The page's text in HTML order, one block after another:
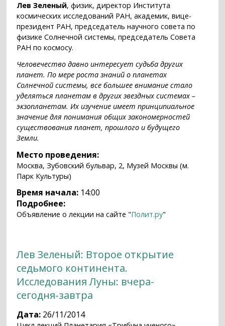
Лев Зеленый, физик, директор Института
космических исследований РАН, академик, вице-
президент РАН, председатель научного совета по
физике Солнечной системы, председатель Совета
РАН по космосу.
Человечество давно интересует судьба других
планет. По мере роста знаний о планетах
Солнечной системы, все большее внимание стало
уделяться планетам в других звездных системах –
экзопланетам. Их изучение имеет принципиальное
значение для понимания общих закономерностей
существования планет, прошлого и будущего
Земли.
Место проведения:
Москва, Зубовский бульвар, 2, Музей Москвы (м.
Парк Культуры)
Время начала: 14:00
Подробнее:
Объявление о лекции на сайте "Полит.ру"
Лев Зеленый: Второе открытие
седьмого континента.
Исследования Луны: вчера-
сегодня-завтра
Дата: 26/11/2014